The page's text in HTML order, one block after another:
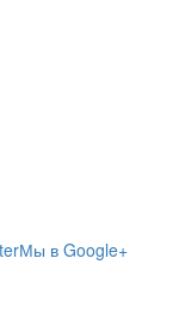
Мы в Google+